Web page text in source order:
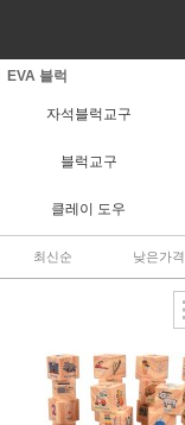
EVA 블럭
자석블럭교구
블럭교구
클레이 도우
최신순 낮은가격